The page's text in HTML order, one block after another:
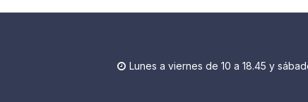
 Lunes a viernes de 10 a 18.45 y